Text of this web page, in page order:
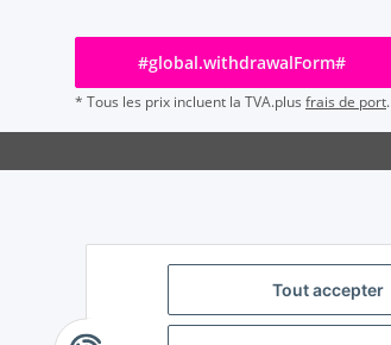
Tout accepter
#global.withdrawalForm#
* Tous les prix incluent la TVA.plus frais de port.